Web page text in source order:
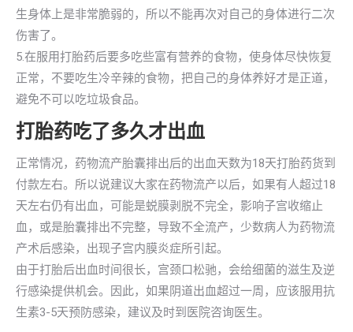
生身体上是非常脆弱的，所以不能再次对自己的身体进行二次
伤害了。
5.在服用打胎药后要多吃些富有营养的食物，使身体尽快恢复
正常，不要吃生冷辛辣的食物，把自己的身体养好才是正道，
避免不可以吃垃圾食品。
打胎药吃了多久才出血
正常情况，药物流产胎囊排出后的出血天数为18天打胎药货到
付款左右。所以说建议大家在药物流产以后，如果有人超过18
天左右仍有出血，可能是蜕膜剥脱不完全，影响子宫收缩止
血，或是胎囊排出不完整，导致不全流产，少数病人为药物流
产术后感染，出现子宫内膜炎症所引起。
由于打胎后出血时间很长，宫颈口松驰，会给细菌的滋生及逆
行感染提供机会。因此，如果阴道出血超过一周，应该服用抗
生素3-5天预防感染，建议及时到医院咨询医生。